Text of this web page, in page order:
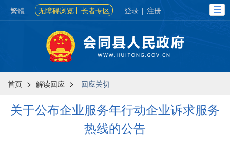
繁體 无障碍浏览 长者专区 登录 | 注册
首页 > 解读回应 > 回应关切
关于公布企业服务年行动企业诉求服务
热线的公告